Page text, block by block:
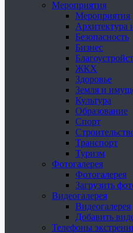
Мероприятия
Мероприятия
Архитектура
Безопасность
Бизнес
ЖКХ
Здоровье
Земля и
Культура
Образование
Спорт
Транспорт
Туризм
Фотогалерея
Фотогалерея
Загрузить
Видеогалерея
Видеогалерея
Добавить
Телефоны